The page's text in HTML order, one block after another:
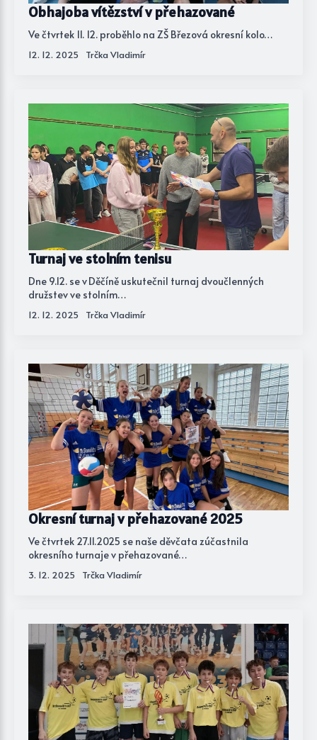
Obhajoba vítězství v přehazované
12. 12. 2025 Trčka Vladimír
Ve čtvrtek 11. 12. proběhlo na ZŠ Březová okresní kolo…
Turnaj ve stolním tenisu
12. 12. 2025 Trčka Vladimír
Dne 9.12. se v Děčíně uskutečnil turnaj dvoučlenných
družstev ve stolním…
Okresní turnaj v přehazované 2025
3. 12. 2025 Trčka Vladimír
Ve čtvrtek 27.11.2025 se naše děvčata zúčastnila
okresního turnaje v přehazované…